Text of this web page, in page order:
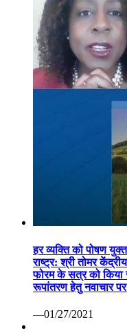
हर व्यक्ति को पोषण
राष्ट्र: श्री तोमर
फोरम के सत्र को किया
रूपांतरण हेतु नवाचार
—01/27/2021